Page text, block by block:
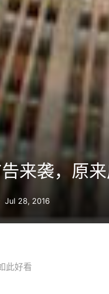
来袭，原
Jul 28, 2016
此好看